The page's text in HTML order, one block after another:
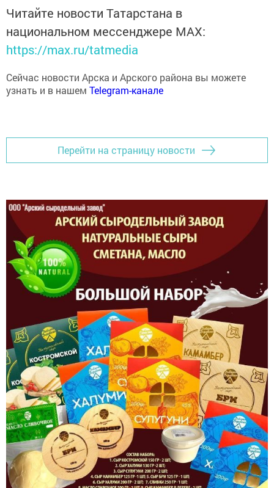
национальном мессенджере MАХ:
https://max.ru/tatmedia
узнать и в нашемTelegram-канале
Перейти на страницу новости